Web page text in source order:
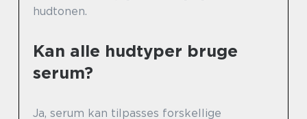
hudtonen.
Kan alle hudtyper bruge
serum?
Ja, serum kan tilpasses forskellige